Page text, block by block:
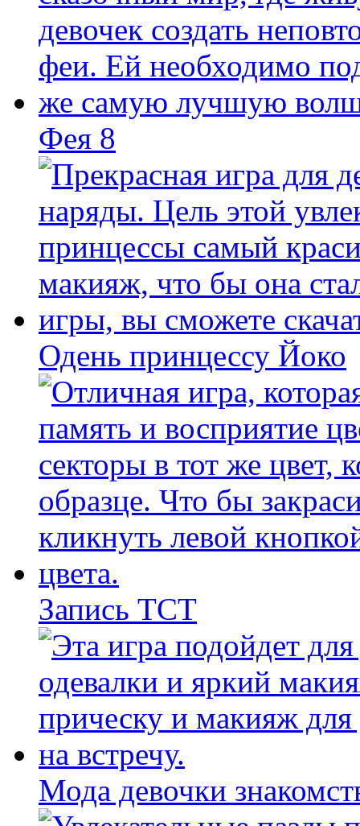
Фея 8
Одень принцессу Йоко
Запись ТСТ
Мода девочки